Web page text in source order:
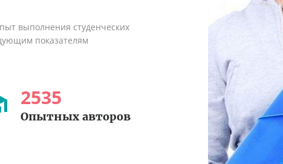
выполнения студенческих
показателям
2535
Опытных авторов